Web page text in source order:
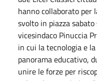
hanno collaborato per
svolto in piazza
vicesindaco Pinuccia
in cui la tecnologia e
panorama educativo,
unire le forze per